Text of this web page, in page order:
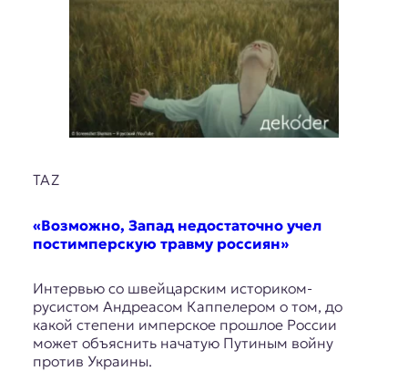
TAZ
«Возможно, Запад недостаточно учел
постимперскую травму россиян»
Интервью со швейцарским историком-
русистом Андреасом Каппелером о том, до
какой степени имперское прошлое России
может объяснить начатую Путиным войну
против Украины.